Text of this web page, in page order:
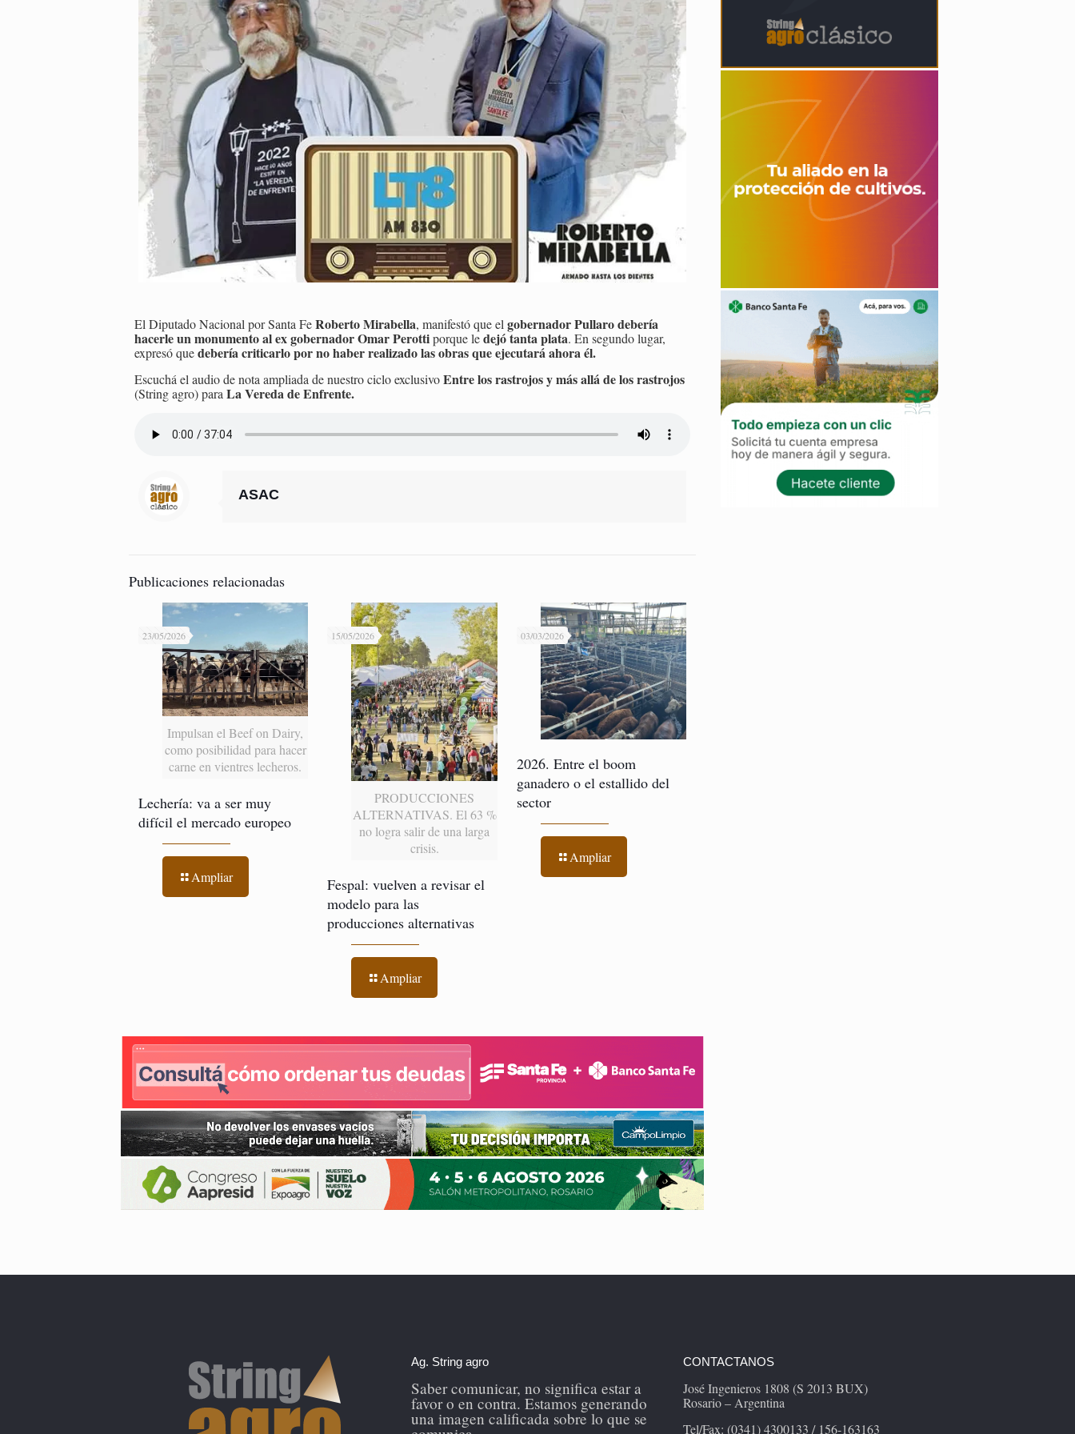
El Diputado Nacional por Santa FeRoberto Mirabella, manifestó que elgobernador Pullaro debería
hacerle un monumento al ex gobernador Omar Perottiporque ledejó tanta plata. En segundo lugar,
expresó quedebería criticarlo por no haber realizado las obras que ejecutará ahora él.
Escuchá el audio de nota ampliada de nuestro ciclo exclusivoEntre los rastrojos y más allá de los rastrojos
(String agro) paraLa Vereda de Enfrente.
ASAC
Publicaciones relacionadas
Impulsan el Beef on Dairy,
como posibilidad para hacer
carne en vientres lecheros.
23/05/2026
Lechería: va a ser muy
difícil el mercado europeo
Ampliar
PRODUCCIONES
ALTERNATIVAS. El 63 %
no logra salir de una larga
crisis.
15/05/2026
Fespal: vuelven a revisar el
modelo para las
producciones alternativas
Ampliar
03/03/2026
2026. Entre el boom
ganadero o el estallido del
sector
Ampliar
Ag. String agro
Saber comunicar, no significa estar a
favor o en contra. Estamos generando
una imagen calificada sobre lo que se
CONTACTANOS
José Ingenieros 1808 (S 2013 BUX)
Rosario – Argentina
Tel/Fax: (0341) 4300133 / 156-163163